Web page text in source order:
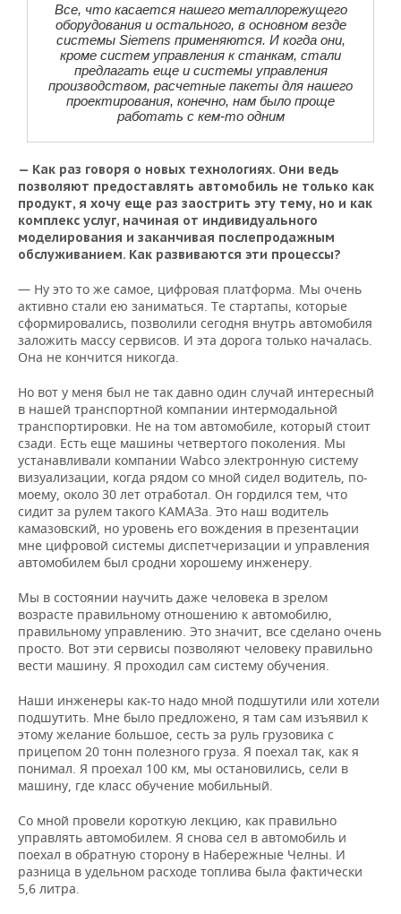
Все, что касается нашего металлорежущего
оборудования и остального, в основном везде
системы Siemens применяются. И когда они,
кроме систем управления к станкам, стали
предлагать еще и системы управления
производством, расчетные пакеты для нашего
проектирования, конечно, нам было проще
работать с кем-то одним
— Как раз говоря о новых технологиях. Они ведь
позволяют предоставлять автомобиль не только как
продукт, я хочу еще раз заострить эту тему, но и как
комплекс услуг, начиная от индивидуального
моделирования и заканчивая послепродажным
обслуживанием. Как развиваются эти процессы?
— Ну это то же самое, цифровая платформа. Мы очень
активно стали ею заниматься. Те стартапы, которые
сформировались, позволили сегодня внутрь автомобиля
заложить массу сервисов. И эта дорога только началась.
Она не кончится никогда.
Но вот у меня был не так давно один случай интересный
в нашей транспортной компании интермодальной
транспортировки. Не на том автомобиле, который стоит
сзади. Есть еще машины четвертого поколения. Мы
устанавливали компании Wabco электронную систему
визуализации, когда рядом со мной сидел водитель, по-
моему, около 30 лет отработал. Он гордился тем, что
сидит за рулем такого КАМАЗа. Это наш водитель
камазовский, но уровень его вождения в презентации
мне цифровой системы диспетчеризации и управления
автомобилем был сродни хорошему инженеру.
Мы в состоянии научить даже человека в зрелом
возрасте правильному отношению к автомобилю,
правильному управлению. Это значит, все сделано очень
просто. Вот эти сервисы позволяют человеку правильно
вести машину. Я проходил сам систему обучения.
Наши инженеры как-то надо мной подшутили или хотели
подшутить. Мне было предложено, я там сам изъявил к
этому желание большое, сесть за руль грузовика с
прицепом 20 тонн полезного груза. Я поехал так, как я
понимал. Я проехал 100 км, мы остановились, сели в
машину, где класс обучение мобильный.
Со мной провели короткую лекцию, как правильно
управлять автомобилем. Я снова сел в автомобиль и
поехал в обратную сторону в Набережные Челны. И
разница в удельном расходе топлива была фактически
5,6 литра.